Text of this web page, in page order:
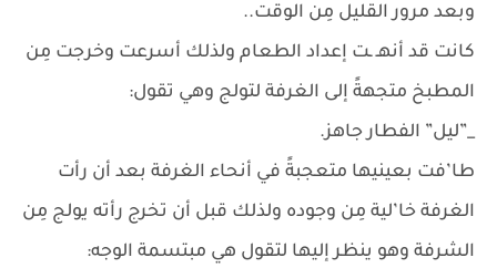
وبعد مرور القليل مِن الوقت..
كانت قد أنهـ ـت إعداد الطعام ولذلك أسرعت وخرجت مِن
المطبخ متجهةً إلى الغرفة لتولج وهي تقول:
_”ليل” الفطار جاهز.
طا’فت بعينيها متعجبةً في أنحاء الغرفة بعد أن رأت
الغرفة خا’لية مِن وجوده ولذلك قبل أن تخرج رأته يولج مِن
الشرفة وهو ينظر إليها لتقول هي مبتسمة الوجه: